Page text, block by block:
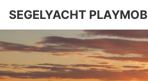
SEGELYACHT